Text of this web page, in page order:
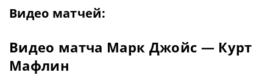
Видео матчей:
Видео матча Марк Джойс — Курт
Мафлин